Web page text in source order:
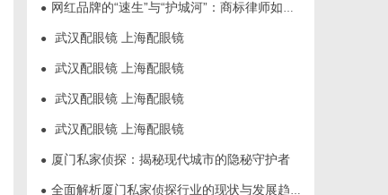
● 网红品牌的“速生”与“护城河”：商标律师如何破解流量变现的知产焦虑
● 武汉配眼镜 上海配眼镜
● 武汉配眼镜 上海配眼镜
● 武汉配眼镜 上海配眼镜
● 武汉配眼镜 上海配眼镜
● 厦门私家侦探：揭秘现代城市的隐秘守护者
● 全面解析厦门私家侦探行业的现状与发展趋势